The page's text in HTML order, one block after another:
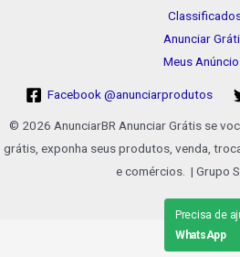
Anunciar
Meus
Facebook @anunciarprodutos
© 2026 AnunciarBR Anunciar Grátis se
grátis, exponha seus produtos, venda,
e comércios. | Grupo
Precisa de
WhatsApp